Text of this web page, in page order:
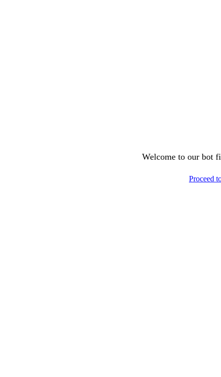
Welcome to our bot
Proceed